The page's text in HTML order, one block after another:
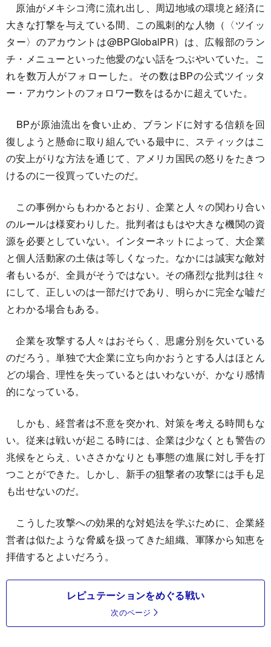
原油がメキシコ湾に流れ出し、周辺地域の環境と経済に
大きな打撃を与えている間、この風刺的な人物（〈ツイッ
ター〉のアカウントは@BPGlobalPR）は、広報部のラン
チ・メニューといった他愛のない話をつぶやいていた。こ
れを数万人がフォローした。その数はBPの公式ツイッタ
ー・アカウントのフォロワー数をはるかに超えていた。
BPが原油流出を食い止め、ブランドに対する信頼を回
復しようと懸命に取り組んでいる最中に、スティックはこ
の安上がりな方法を通じて、アメリカ国民の怒りをたきつ
けるのに一役買っていたのだ。
この事例からもわかるとおり、企業と人々の関わり合い
のルールは様変わりした。批判者はもはや大きな機関の資
源を必要としていない。インターネットによって、大企業
と個人活動家の土俵は等しくなった。なかには誠実な敵対
者もいるが、全員がそうではない。その痛烈な批判は往々
にして、正しいのは一部だけであり、明らかに完全な嘘だ
とわかる場合もある。
企業を攻撃する人々はおそらく、思慮分別を欠いている
のだろう。単独で大企業に立ち向かおうとする人はほとん
どの場合、理性を失っているとはいわないが、かなり感情
的になっている。
しかも、経営者は不意を突かれ、対策を考える時間もな
い。従来は戦いが起こる時には、企業は少なくとも警告の
兆候をとらえ、いささかなりとも事態の進展に対し手を打
つことができた。しかし、新手の狙撃者の攻撃には手も足
も出せないのだ。
こうした攻撃への効果的な対処法を学ぶために、企業経
営者は似たような脅威を扱ってきた組織、軍隊から知恵を
拝借するとよいだろう。
レピュテーションをめぐる戦い
次のページ